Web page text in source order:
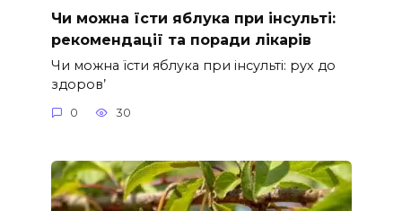
Чи можна їсти яблука при інсульті:
рекомендації та поради лікарів
Чи можна їсти яблука при інсульті: рух до
здоров’
0 30